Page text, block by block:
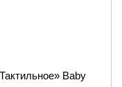
Baby